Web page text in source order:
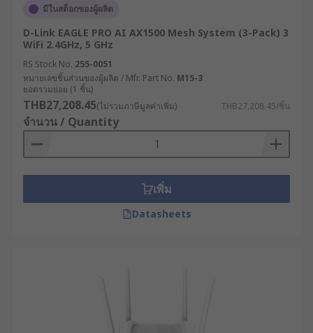
พิจารณาปัจจัยต่าง ๆ เช่น จำนวนเครือข่ายที่ต้องผ่าน
(Hop Count) ความเร็วของเส้นทาง หรือสถานะของ
เส้นทางนั้น ๆ ว่ายังทำงานได้ดีหรือไม่
สำหรับเราเตอร์เกรดอุตสาหกรรม ระบบการทำงานได้
รับการพัฒนาให้มีความซับซ้อนมากขึ้น โดยรองรับ
เทคโนโลยีการเชื่อมต่อที่หลากหลาย เช่น
การเชื่อมต่อแบบ Dual WAN สำหรับความเสถียร
ในการเชื่อมต่อ
ระบบ Failover ที่สามารถสลับไปใช้ช่องทางการ
เชื่อมต่อสำรองได้โดยอัตโนมัติเมื่อเส้นทางหลักมี
มีในสต็อกของผู้ผลิต
D-Link EAGLE PRO AI AX1500 Mesh System (3-Pack) 3
WiFi 2.4GHz, 5 GHz
RS Stock No. 255-0051
หมายเลขชิ้นส่วนของผู้ผลิต / Mfr. Part No. M15-3
ยอดรวมย่อย (1 ชิ้น)
THB27,208.45(ไม่รวมภาษีมูลค่าเพิ่ม) THB27,208.45/ชิ้น
จำนวน / Quantity
เพิ่ม
Datasheets